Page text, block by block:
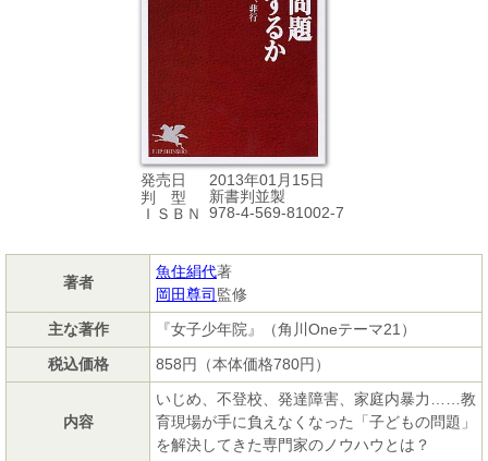
発売日
2013年01月15日
判 型
新書判並製
ＩＳＢＮ
978-4-569-81002-7
著者
魚住絹代著
岡田尊司 監修
主な著作
『女子少年院』（角川Oneテーマ21）
税込価格
858円（本体価格780円）
内容
いじめ、不登校、発達障害、家庭内暴力……教
育現場が手に負えなくなった「子どもの問題」
を解決してきた専門家のノウハウとは？